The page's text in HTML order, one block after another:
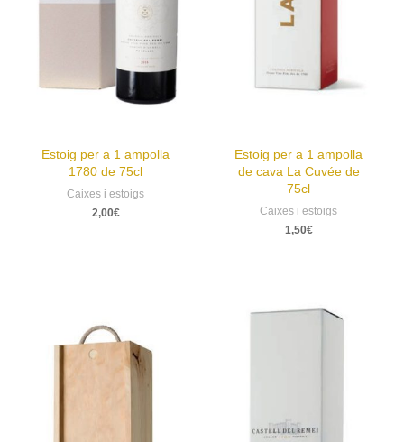
Estoig per a 1 ampolla
1780 de 75cl
Caixes i estoigs
2,00€
Estoig per a 1 ampolla
de cava La Cuvée de
75cl
Caixes i estoigs
1,50€